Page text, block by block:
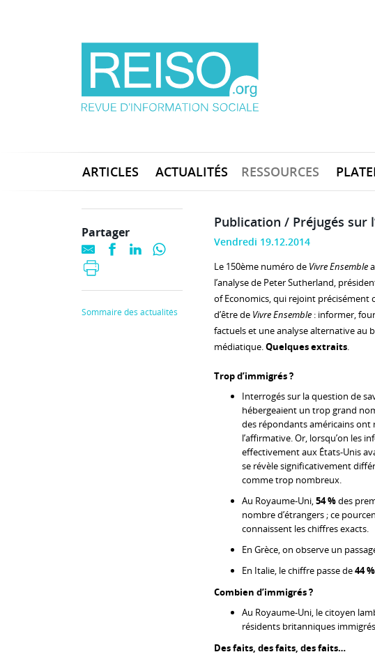
ARTICLES ACTUALITÉS RESSOURCES
Publication / Préjugés sur
Vendredi 19.12.2014
Le 150ème numéro de Vivre Ensemblea
l’analyse de Peter Sutherland,
of Economics, qui rejoint précisément
d’être de Vivre Ensemble: informer,
factuels et une analyse alternative au
médiatique.Quelques extraits.
Trop d’immigrés ?
Interrogés sur la question de
hébergeaient un trop grand
des répondants américains ont
l’affirmative. Or, lorsqu’on les
effectivement aux États-Unis
se révèle significativement
comme trop nombreux.
Au Royaume-Uni,54 %des
nombre d’étrangers ; ce
connaissent les chiffres exacts.
En Grèce, on observe un
En Italie, le chiffre passe de44 %
Combien d’immigrés ?
Au Royaume-Uni, le citoyen
résidents britanniques
Des faits, des faits, des faits…
Partager
Sommaire des actualités